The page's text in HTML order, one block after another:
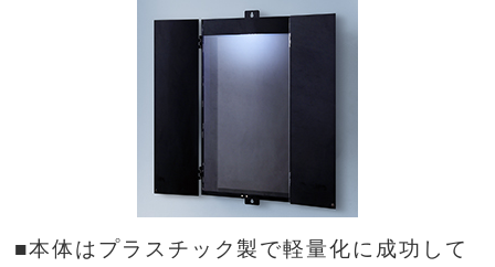
■本体はプラスチック製で軽量化に成功して